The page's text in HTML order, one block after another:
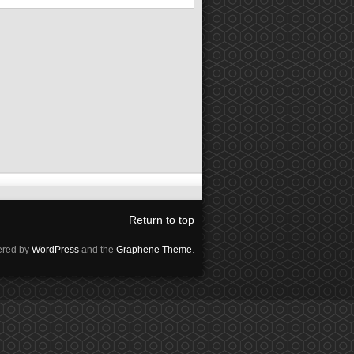
Return to top
by WordPress and the Graphene Theme.